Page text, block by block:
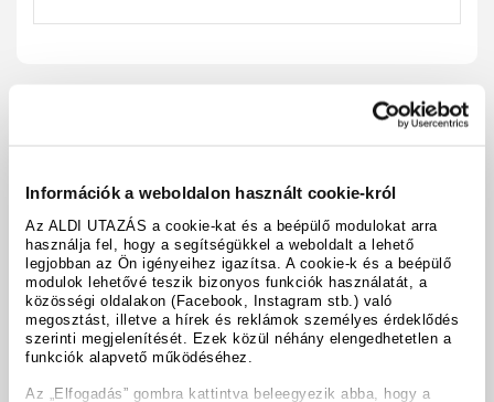
Információk a weboldalon használt cookie-król
Az ALDI UTAZÁS a cookie-kat és a beépülő modulokat arra
használja fel, hogy a segítségükkel a weboldalt a lehető
legjobban az Ön igényeihez igazítsa. A cookie-k és a beépülő
modulok lehetővé teszik bizonyos funkciók használatát, a
közösségi oldalakon (Facebook, Instagram stb.) való
megosztást, illetve a hírek és reklámok személyes érdeklődés
szerinti megjelenítését. Ezek közül néhány elengedhetetlen a
funkciók alapvető működéséhez.
Az „Elfogadás” gombra kattintva beleegyezik abba, hogy a
drucken
Ausstattung & Fakten
Hoteldetails
Termine & Preise